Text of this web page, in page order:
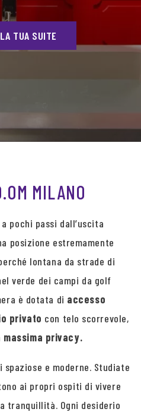
TUA SUITE
MILANO
a pochi passi dall’uscita
posizione estremamente
lontana da strade di
verde dei campi da golf
è dotata di accesso
privato con telo scorrevole,
massima privacy.
e moderne. Studiate
ai propri ospiti di vivere
tranquillità. Ogni desiderio